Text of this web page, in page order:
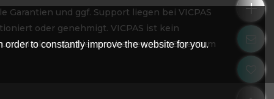
Garantien und ggf. Support liegen bei VICPAS
oder genehmigt. VICPAS ist kein
Marken, die hier erscheinen, sind Eigentum
to constantly improve the website for you.